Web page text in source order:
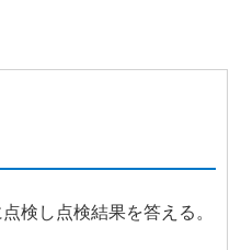
検し点検結果を答える。